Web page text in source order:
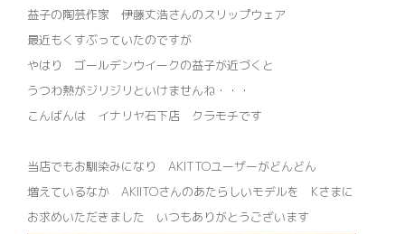
益子の陶芸作家 伊藤丈浩さんのスリップウェア
最近もくすぶっていたのですが
やはり ゴールデンウイークの益子が近づくと
うつわ熱がジリジリといけませんね・・・
こんばんは イナリヤ石下店 クラモチです
当店でもお馴染みになり AKITTOユーザーがどんどん
増えているなか AKIITOさんのあたらしいモデルを Kさまに
お求めいただきました いつもありがとうございます